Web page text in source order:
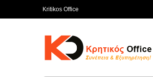
Kritikos Office